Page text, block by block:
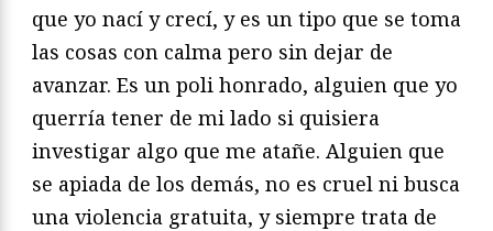
que yo nací y crecí, y es un tipo que se toma
las cosas con calma pero sin dejar de
avanzar. Es un poli honrado, alguien que yo
querría tener de mi lado si quisiera
investigar algo que me atañe. Alguien que
se apiada de los demás, no es cruel ni busca
una violencia gratuita, y siempre trata de